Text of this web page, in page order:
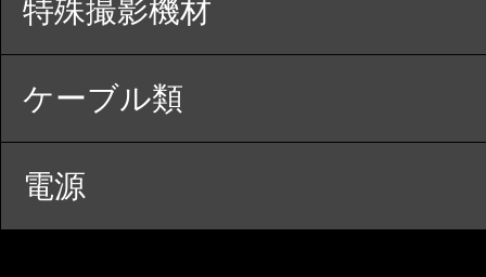
特殊撮影機材
ケーブル類
電源